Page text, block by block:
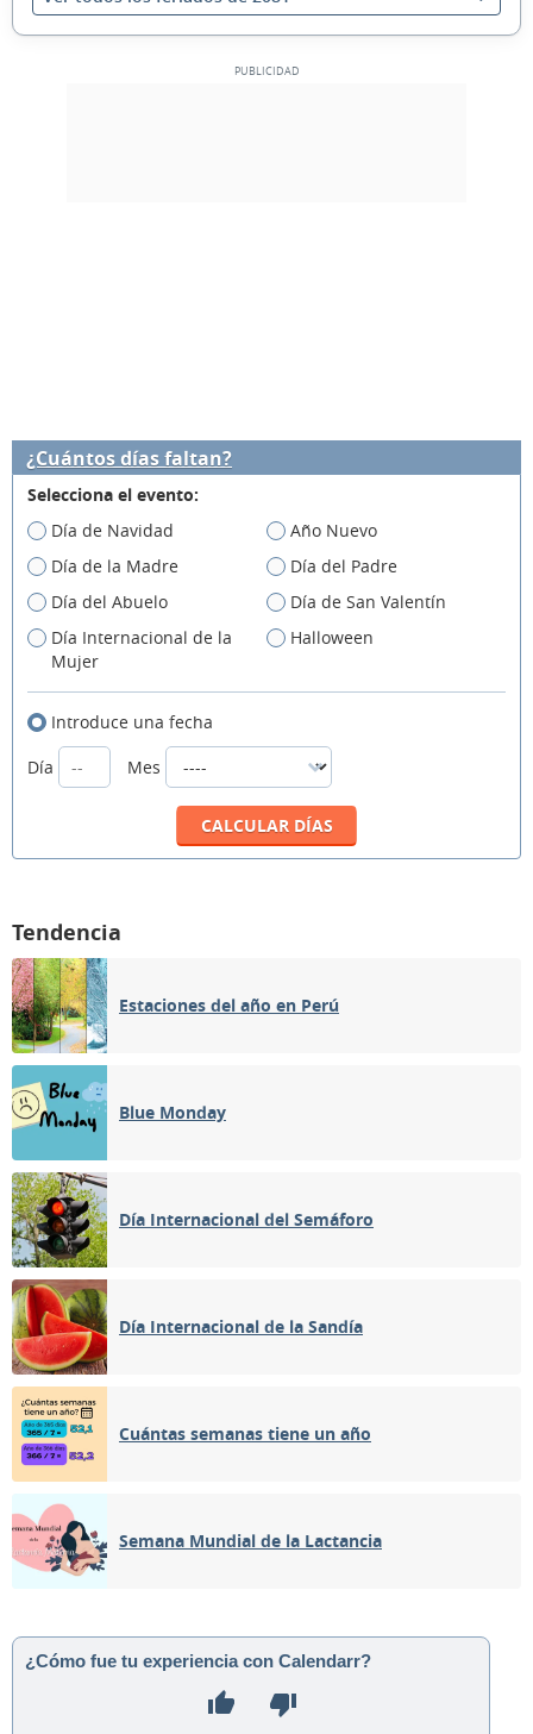
¿Cuántos días faltan?
Selecciona el evento:
Día de Navidad
Año Nuevo
Día de la Madre
Día del Padre
Día del Abuelo
Día de San Valentín
Día Internacional de la
Mujer
Halloween
Introduce una fecha
Día
Mes
Tendencia
Estaciones del año en Perú
Blue Monday
Día Internacional del Semáforo
Día Internacional de la Sandía
Cuántas semanas tiene un año
Semana Mundial de la Lactancia
¿Cómo fue tu experiencia con Calendarr?